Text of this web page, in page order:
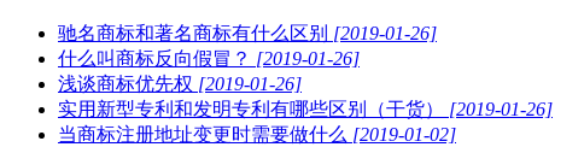
驰名商标和著名商标有什么区别 [2019-01-26]
什么叫商标反向假冒？ [2019-01-26]
浅谈商标优先权 [2019-01-26]
实用新型专利和发明专利有哪些区别（干货）
[2019-01-26]
当商标注册地址变更时需要做什么 [2019-01-02]